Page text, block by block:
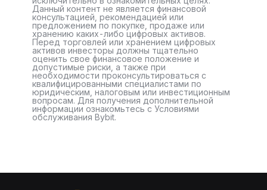
Данный контент не является финансовой
консультацией, рекомендацией или
предложением по покупке, продаже или
хранению каких-либо цифровых активов.
Перед торговлей или хранением цифровых
активов инвесторы должны тщательно
оценить свое финансовое положение и
допустимые риски, а также при
необходимости проконсультироваться с
квалифицированными специалистами по
юридическим, налоговым или инвестиционным
вопросам. Для получения дополнительной
информации ознакомьтесь с Условиями
обслуживания Bybit.